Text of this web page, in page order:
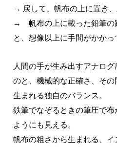
→ 戻して、帆布の上に置き
→ 帆布の上に載った鉛筆の
と、想像以上に手間がかかっ
人間の手が生み出すアナロ
のと、機械的な正確さ、その
生まれる独自のバランス。
鉄筆でなぞるときの筆圧で
ようにも見える。
帆布の粗さから生まれる、